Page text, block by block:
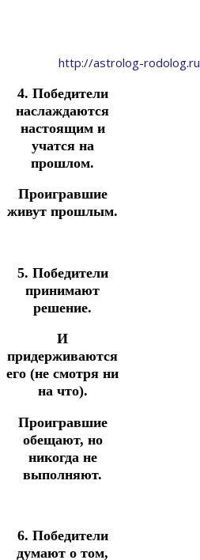
http://astrolog-rodolog.ru
4. Победители
наслаждаются
настоящим и
учатся на
прошлом.
Проигравшие
живут прошлым.
5. Победители
принимают
решение.
И
придерживаются
его (не смотря ни
на что).
Проигравшие
обещают, но
никогда не
выполняют.
6. Победители
думают о том,